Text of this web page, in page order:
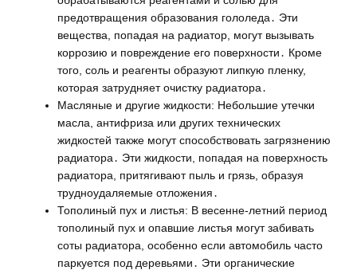
предотвращения образования гололеда․ Эти
вещества, попадая на радиатор, могут вызывать
коррозию и повреждение его поверхности․ Кроме
того, соль и реагенты образуют липкую пленку,
которая затрудняет очистку радиатора․
Масляные и другие жидкости: Небольшие утечки
масла, антифриза или других технических
жидкостей также могут способствовать загрязнению
радиатора․ Эти жидкости, попадая на поверхность
радиатора, притягивают пыль и грязь, образуя
трудноудаляемые отложения․
Тополиный пух и листья: В весенне-летний период
тополиный пух и опавшие листья могут забивать
соты радиатора, особенно если автомобиль часто
паркуется под деревьями․ Эти органические